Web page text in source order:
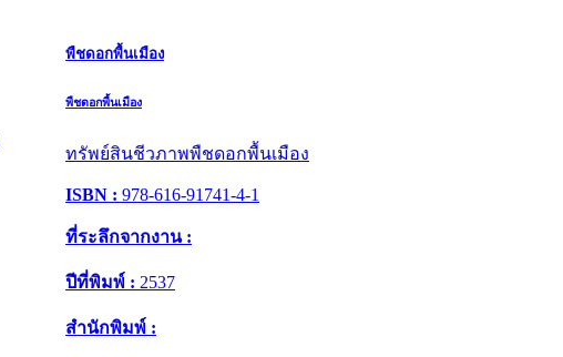
พืชดอกพื้นเมือง
พืชดอกพื้นเมือง
ทรัพย์สินชีวภาพพืชดอกพื้นเมือง
ISBN : 978-616-91741-4-1
ที่ระลึกจากงาน :
ปีที่พิมพ์ : 2537
สำนักพิมพ์ :